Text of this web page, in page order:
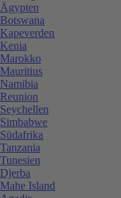
Ägypten
Botswana
Kapeverden
Kenia
Marokko
Mauritius
Namibia
Reunion
Seychellen
Simbabwe
Südafrika
Tanzania
Tunesien
Djerba
Mahe Island